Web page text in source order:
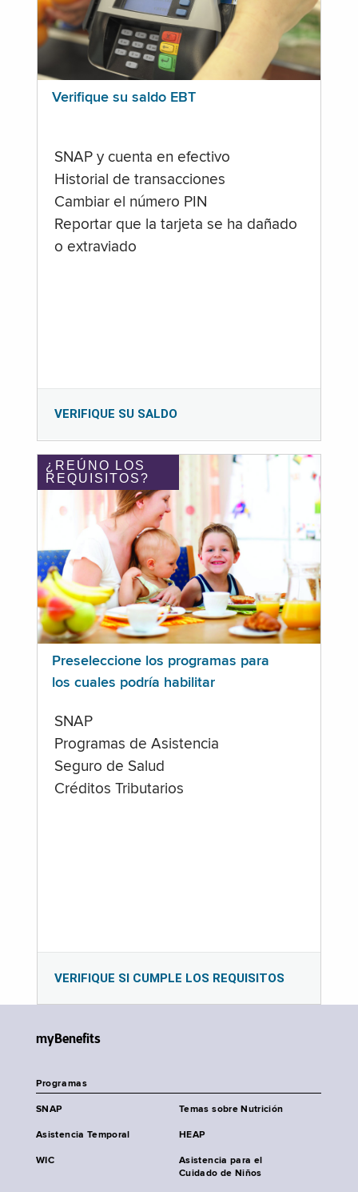
Verifique su saldo EBT
SNAP y cuenta en efectivo
Historial de transacciones
Cambiar el número PIN
Reportar que la tarjeta se ha dañado
o extraviado
VERIFIQUE SU SALDO
¿REÚNO LOS
REQUISITOS?
Preseleccione los programas para
los cuales podría habilitar
SNAP
Programas de Asistencia
Seguro de Salud
Créditos Tributarios
VERIFIQUE SI CUMPLE LOS REQUISITOS
myBenefits
Programas
SNAP Temas sobre Nutrición
Asistencia Temporal HEAP
WIC
Asistencia para el
Cuidado de Niños